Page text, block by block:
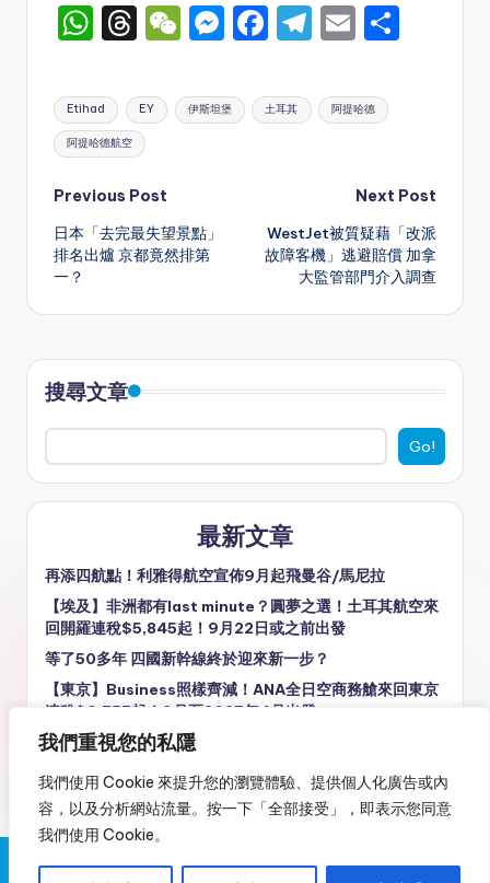
我們重視您的私隱
我們使用 Cookie 來提升您的瀏覽體驗、提供個人化廣告或內
容，以及分析網站流量。按一下「全部接受」，即表示您同意
我們使用 Cookie。
W
a
ts
A
p
p
T
e
a
d
s
W
C
h
M
s
s
F
c
e
o
k
T
e
gr
E
ai
l
Tags:
Etihad EY 伊斯坦堡 土耳其 阿提哈德
阿提哈德航空
Post
navigation
Previous Post
日本「去完最失望景點」
排名出爐 京都竟然排第
一？
Next Post
WestJet被質疑藉「改派
故障客機」逃避賠償 加拿
大監管部門介入調查
搜尋文章
Go!
最新文章
再添四航點！利雅得航空宣佈9月起飛曼谷/馬尼拉
【埃及】非洲都有last minute？圓夢之選！土耳其航空來
回開羅連稅$5,845起！9月22日或之前出發
等了50多年 四國新幹線終於迎來新一步？
【東京】Business照樣齊減！ANA全日空商務艙來回東京
連稅$9,757起！9月至2027年4月出發
【日本】北海道/東北幾抵玩！ANA全日空來回日本連稅
Copyright 2026 —又飛啦！Flyagain.la . All rights reserved.